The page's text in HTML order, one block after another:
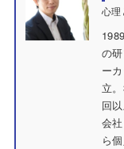
心理
の
ー
立
回
会
ら